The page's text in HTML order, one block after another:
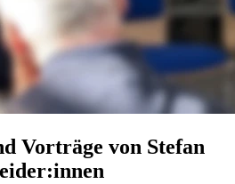
Vorträge von Stefan